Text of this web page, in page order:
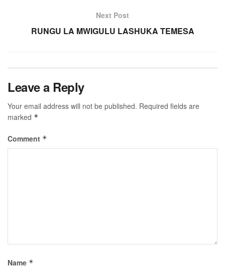
Next Post
RUNGU LA MWIGULU LASHUKA TEMESA
Leave a Reply
Your email address will not be published. Required fields are
marked *
Comment *
Name *